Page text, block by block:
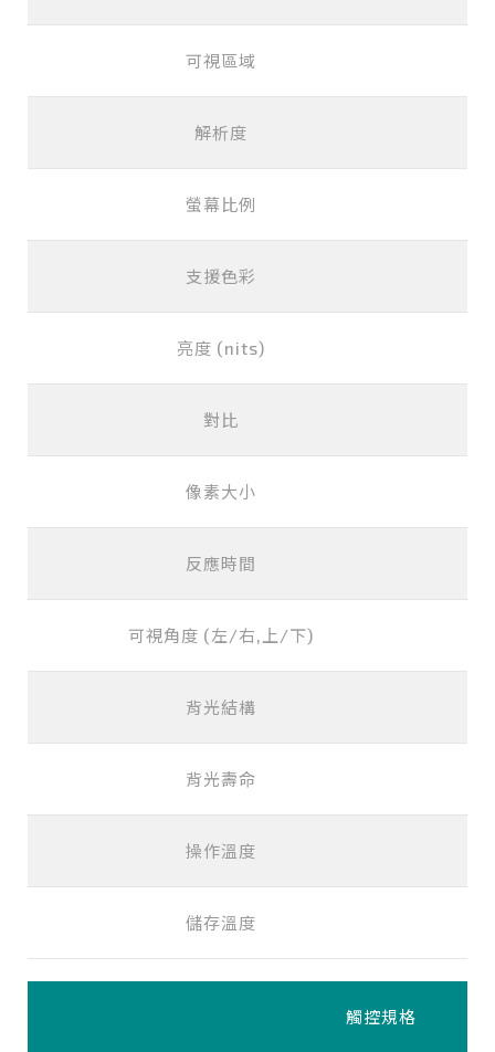
可視區域
解析度
螢幕比例
支援色彩
亮度 (nits)
對比
像素大小
反應時間
可視角度 (左/右,上/下)
背光結構
背光壽命
操作溫度
儲存溫度
觸控規格